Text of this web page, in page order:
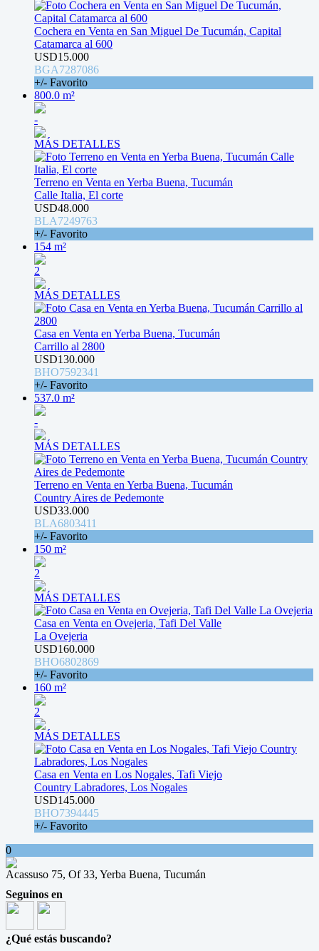
Cochera en Venta en San Miguel De Tucumán, Capital
Catamarca al 600
USD15.000
BGA7287086
+/- Favorito
800.0 m²
-
MÁS DETALLES
Terreno en Venta en Yerba Buena, Tucumán
Calle Italia, El corte
USD48.000
BLA7249763
+/- Favorito
154 m²
2
MÁS DETALLES
Casa en Venta en Yerba Buena, Tucumán
Carrillo al 2800
USD130.000
BHO7592341
+/- Favorito
537.0 m²
-
MÁS DETALLES
Terreno en Venta en Yerba Buena, Tucumán
Country Aires de Pedemonte
USD33.000
BLA6803411
+/- Favorito
150 m²
2
MÁS DETALLES
Casa en Venta en Ovejeria, Tafi Del Valle
La Ovejeria
USD160.000
BHO6802869
+/- Favorito
160 m²
2
MÁS DETALLES
Casa en Venta en Los Nogales, Tafi Viejo
Country Labradores, Los Nogales
USD145.000
BHO7394445
+/- Favorito
0
Acassuso 75, Of 33, Yerba Buena, Tucumán
Seguinos en
¿Qué estás buscando?